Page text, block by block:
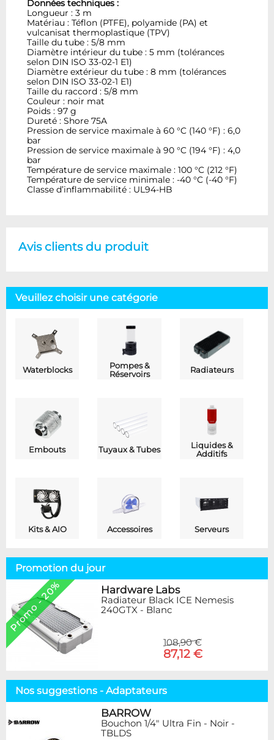
Données techniques :
Longueur : 3 m
Matériau : Téflon (PTFE), polyamide (PA) et
vulcanisat thermoplastique (TPV)
Taille du tube : 5/8 mm
Diamètre intérieur du tube : 5 mm (tolérances
selon DIN ISO 33-02-1 E1)
Diamètre extérieur du tube : 8 mm (tolérances
selon DIN ISO 33-02-1 E1)
Taille du raccord : 5/8 mm
Couleur : noir mat
Poids : 97 g
Dureté : Shore 75A
Pression de service maximale à 60 °C (140 °F) : 6,0
bar
Pression de service maximale à 90 °C (194 °F) : 4,0
bar
Température de service maximale : 100 °C (212 °F)
Température de service minimale : -40 °C (-40 °F)
Classe d’inflammabilité : UL94-HB
Avis clients du produit
Veuillez choisir une catégorie
Waterblocks
Pompes &
Réservoirs
Radiateurs
Embouts Tuyaux & Tubes
Liquides &
Additifs
Kits & AIO Accessoires Serveurs
Promotion du jour
Promo - 20% Hardware Labs
Radiateur Black ICE Nemesis
240GTX - Blanc
108,90 €
87,12 €
Nos suggestions - Adaptateurs
BARROW
Bouchon 1/4" Ultra Fin - Noir -
TBLDS